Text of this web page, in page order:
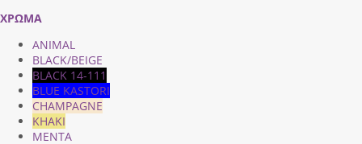
ΧΡΩΜΑ
ANIMAL
BLACK/BEIGE
BLACK 14-111
BLUE KASTORI
CHAMPAGNE
KHAKI
MENTA